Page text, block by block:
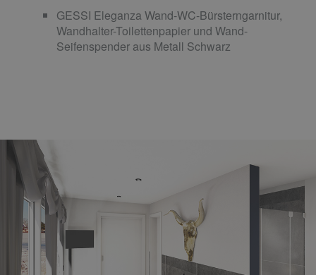
GESSI Eleganza Wand-WC-Bürsterngarnitur,
Wandhalter-Toilettenpapier und Wand-
Seifenspender aus Metall Schwarz